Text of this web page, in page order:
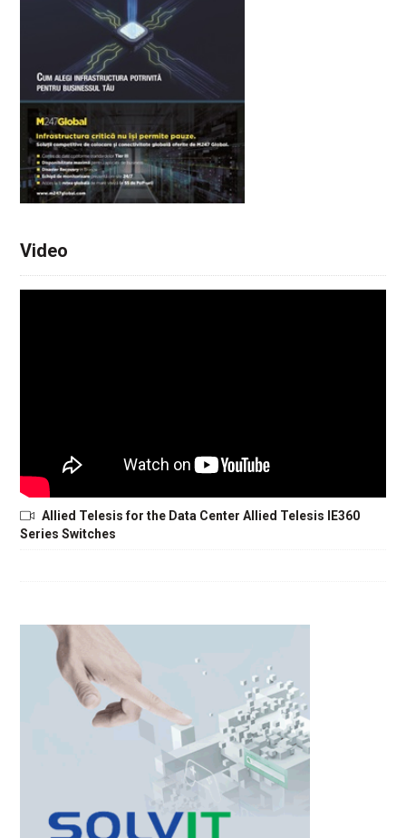
Video
Allied Telesis for the Data Center Allied Telesis IE360
Series Switches